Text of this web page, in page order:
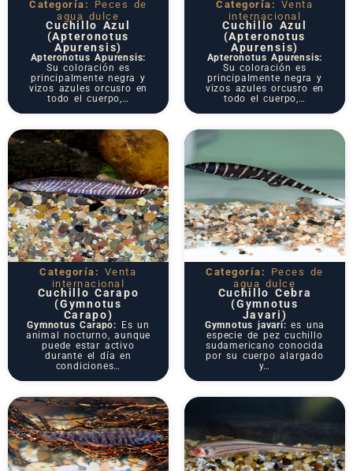
Categoría: Peces de
agua dulce
Cuchillo Azul
(Apteronotus
Apurensis)
Apteronotus Apurensis:
Su coloración es
principalmente negra y
vizos azules orcusro en
todo el cuerpo,…
Categoría: Venta
internacional
Cuchillo Azul
(Apteronotus
Apurensis)
Apteronotus Apurensis:
Su coloración es
principalmente negra y
vizos azules orcusro en
todo el cuerpo,…
Categoría: Venta
internacional
Cuchillo Carapo
(Gymnotus
Carapo)
Gymnotus Carapo: Es un
animal nocturno, aunque
puede estar activo
durante el día en
condiciones…
Categoría: Peces de
agua dulce
Cuchillo Cebra
(Gymnotus
Javari)
Gymnotus javari: es una
especie de pez cuchillo
sudamericano conocida
por su cuerpo alargado
y…